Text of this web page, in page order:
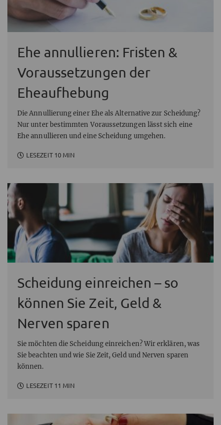
Ehe annullieren: Fristen &
Voraussetzungen der
Eheaufhebung
Die Annullierung einer Ehe als Alternative zur Scheidung?
Nur unter bestimmten Voraussetzungen lässt sich eine
Ehe annullieren und eine Scheidung umgehen.
LESEZEIT 10 MIN
Scheidung einreichen – so
können Sie Zeit, Geld &
Nerven sparen
Sie möchten die Scheidung einreichen? Wir erklären, was
Sie beachten und wie Sie Zeit, Geld und Nerven sparen
können.
LESEZEIT 11 MIN